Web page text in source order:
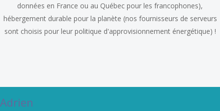
données en France ou au Québec pour les francophones),
hébergement durable pour la planète (nos fournisseurs de serveurs
sont choisis pour leur politique d'approvisionnement énergétique) !
Adrien